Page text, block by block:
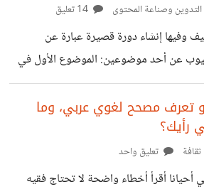
التدوين وصناعة المحتوى
وفيها إنشاء دورة قصيرة عبارة عن
عن أحد موضوعين: الموضوع الأول في
تتحدث عن أساسيات تحليل
كفاءة الآداء واستخدام الذاكرة. ثم تتطرق
الخوارزميات مثل الاستقراء
(induction)، خوارزمية فرق تسد [1] (divide and
تعرف مصحح لغوي عربي، وما
رأيك؟
ثقافة تعليق واحد
أقرأ أخطاء واضحة لا تحتاج فقيه